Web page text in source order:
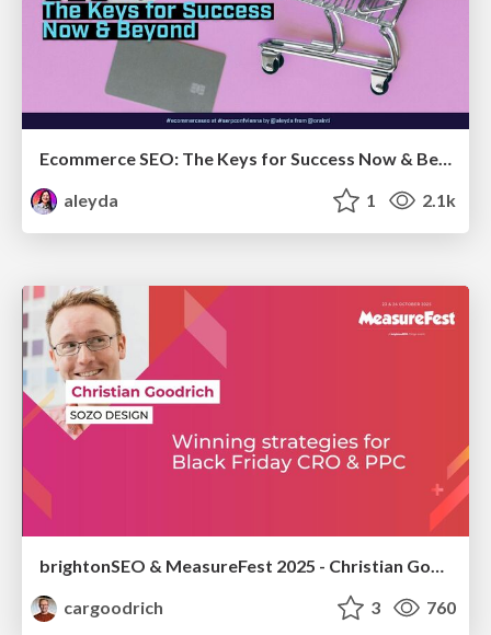
aleyda
1 2.1k
brightonSEO & MeasureFest 2025 - Christian Goodrich - Winning strategies for Black Friday CRO & PPC
cargoodrich
3 760